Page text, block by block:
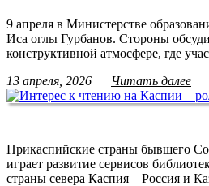
9 апреля в Министерстве
Иса оглы Гурбанов. Стороны
конструктивной атмосфере, где
13 апреля, 2026
Читать далее
Прикаспийские страны бывшего
играет развитие сервисов
страны севера Каспия – Россия и